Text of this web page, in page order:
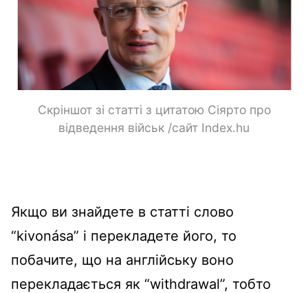
Скріншот зі статті з цитатою Сіярто про
відведення військ /сайт Index.hu
Якщо ви знайдете в статті слово
“kivonása” і перекладете його, то
побачите, що на англійську воно
перекладається як “withdrawal”, тобто